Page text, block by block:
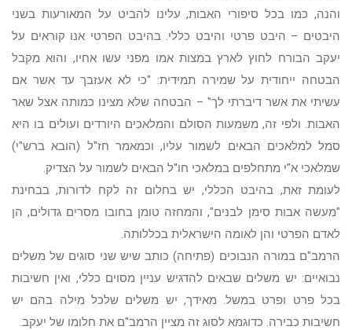
והנה, כמו בכל סיפורי האבות, עלינו להביט על המאורעות בשני
היבטים – היבט פרטי והיבט כללי. בהיבט הפרטי אנו קוראים על
יעקב הבורח לחוץ לארץ במצות אמו מפני עשו אחיו, והוא מקבל
הבטחה ייחודית על שמירה תמידית: "כי לא אעזבך עד אשר אם
עשיתי את אשר דיברתי לך" – הבטחה שלא מצינו כמותה אצל שאר
האבות. ולפי זה, משמעות הסולם והמלאכים היורדים ועולים בו היא
סמל למלאכים הבאים לשמור עליו, וכמאמר חז"ל (הובא ברש"י)
שמלאכי א"י מתחלפים במלאכי חו"ל הבאים לשמור על הצדיק.
לעומת זאת, בהיבט הכללי, יש בחלום זה לקח לדורות, בבחינת
"מעשה אבות סימן לבנים", והמחזה טומן בחובו מסרים גדולים, הן
לאדם הפרטי והן לאומה הישראלית בכללותה.
הרמב"ם במורה הנבוכים (פתיחה) כותב שיש שני סוגים של משלים
נבואיים: יש משלים שבאים להדגיש עניין מסוים כללי, ואין חשיבות
בכל פרט ופרט במשל. מאידך, יש משלים שלכל מילה בהם יש
חשיבות כבירה. כדוגמא לסוג זה מציין הרמב"ם את חלומו של יעקב.